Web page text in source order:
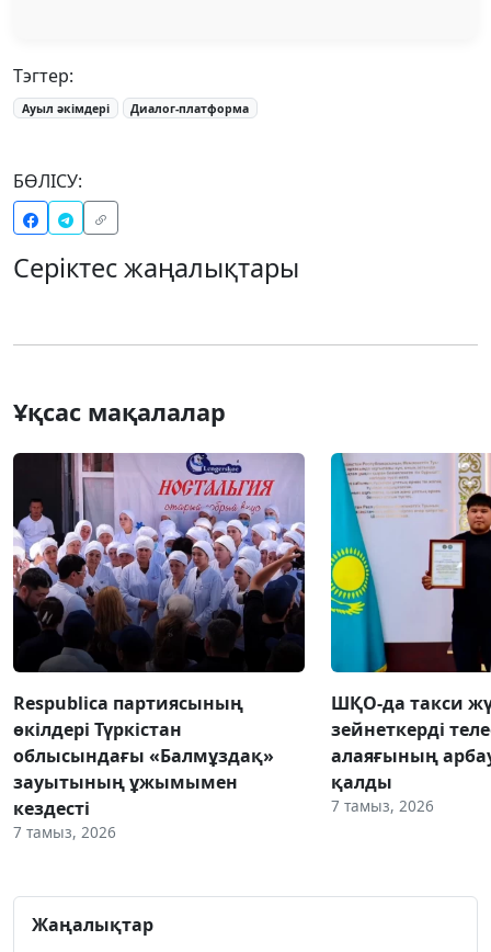
Тэгтер:
Ауыл әкімдері Диалог-платформа
БӨЛІСУ:
Серіктес жаңалықтары
Ұқсас мақалалар
Respublica партиясының
өкілдері Түркістан
облысындағы «Балмұздақ»
зауытының ұжымымен
кездесті
7 тамыз, 2026
ШҚО-да такси
зейнеткерді
алаяғының
қалды
7 тамыз, 2026
Жаңалықтар